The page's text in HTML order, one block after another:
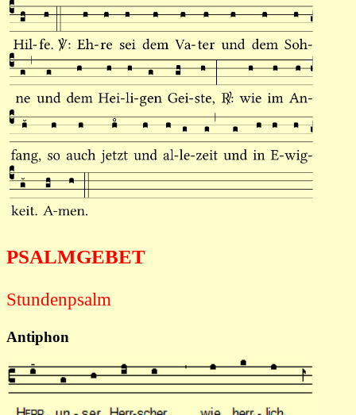
PSALMGEBET
Stundenpsalm
Antiphon